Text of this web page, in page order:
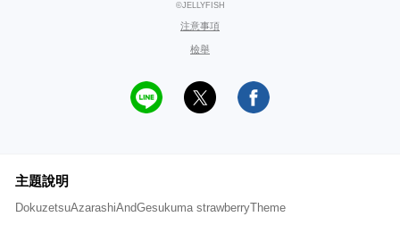
©JELLYFISH
注意事項
檢舉
主題說明
DokuzetsuAzarashiAndGesukuma strawberryTheme